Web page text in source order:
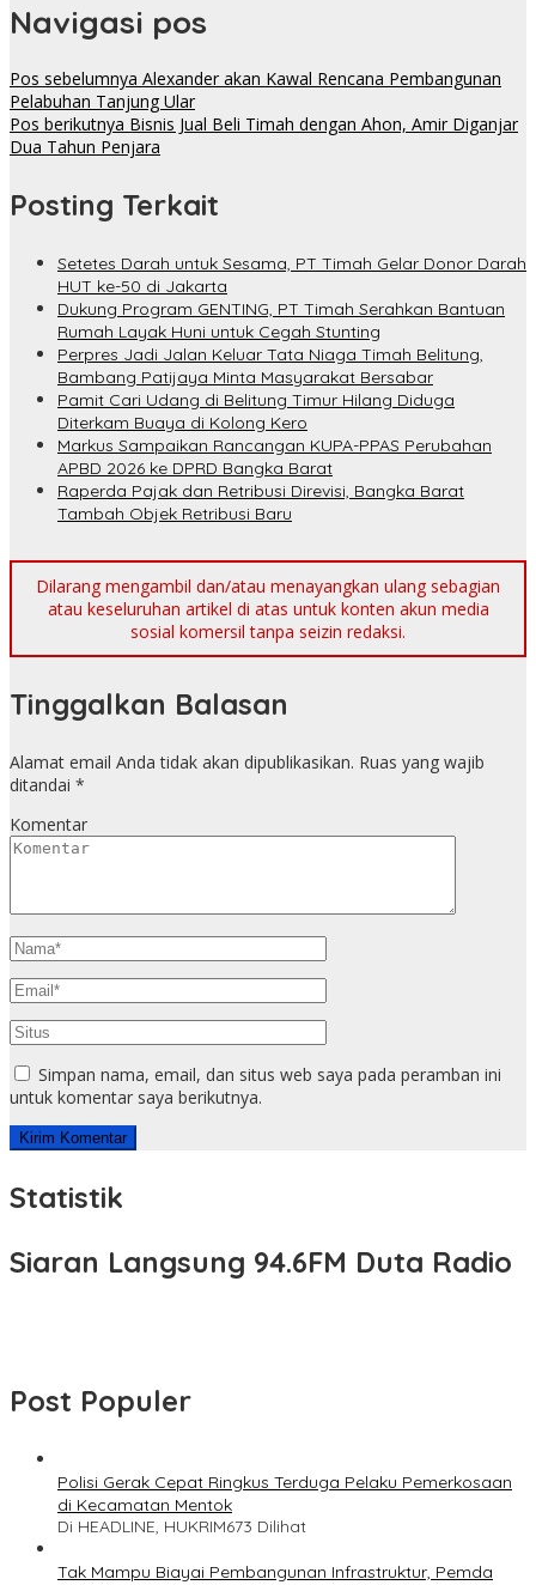
Navigasi pos
Pos sebelumnya Alexander akan Kawal Rencana Pembangunan
Pelabuhan Tanjung Ular
Pos berikutnya Bisnis Jual Beli Timah dengan Ahon, Amir Diganjar
Dua Tahun Penjara
Posting Terkait
Setetes Darah untuk Sesama, PT Timah Gelar Donor Darah
HUT ke-50 di Jakarta
Dukung Program GENTING, PT Timah Serahkan Bantuan
Rumah Layak Huni untuk Cegah Stunting
Perpres Jadi Jalan Keluar Tata Niaga Timah Belitung,
Bambang Patijaya Minta Masyarakat Bersabar
Pamit Cari Udang di Belitung Timur Hilang Diduga
Diterkam Buaya di Kolong Kero
Markus Sampaikan Rancangan KUPA-PPAS Perubahan
APBD 2026 ke DPRD Bangka Barat
Raperda Pajak dan Retribusi Direvisi, Bangka Barat
Tambah Objek Retribusi Baru
Dilarang mengambil dan/atau menayangkan ulang sebagian
atau keseluruhan artikel di atas untuk konten akun media
sosial komersil tanpa seizin redaksi.
Tinggalkan Balasan
Alamat email Anda tidak akan dipublikasikan. Ruas yang wajib
ditandai *
Komentar
Simpan nama, email, dan situs web saya pada peramban ini
untuk komentar saya berikutnya.
Statistik
Siaran Langsung 94.6FM Duta Radio
Post Populer
Polisi Gerak Cepat Ringkus Terduga Pelaku Pemerkosaan
di Kecamatan Mentok
Di HEADLINE, HUKRIM673 Dilihat
Tak Mampu Biayai Pembangunan Infrastruktur, Pemda